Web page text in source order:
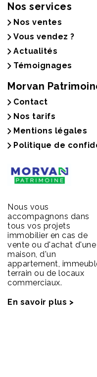
Nos services
Nos ventes
Vous vendez ?
Actualités
Témoignages
Morvan
Contact
Nos tarifs
Mentions légales
Politique de
Nous vous
accompagnons dans
tous vos projets
immobilier en cas de
vente ou d'achat d'une
maison, d'un
appartement,
terrain ou de locaux
commerciaux.
En savoir plus >